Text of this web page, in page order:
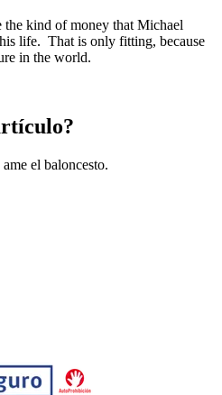
kind of money that Michael
life. That is only fitting, because
in the world.
el baloncesto.